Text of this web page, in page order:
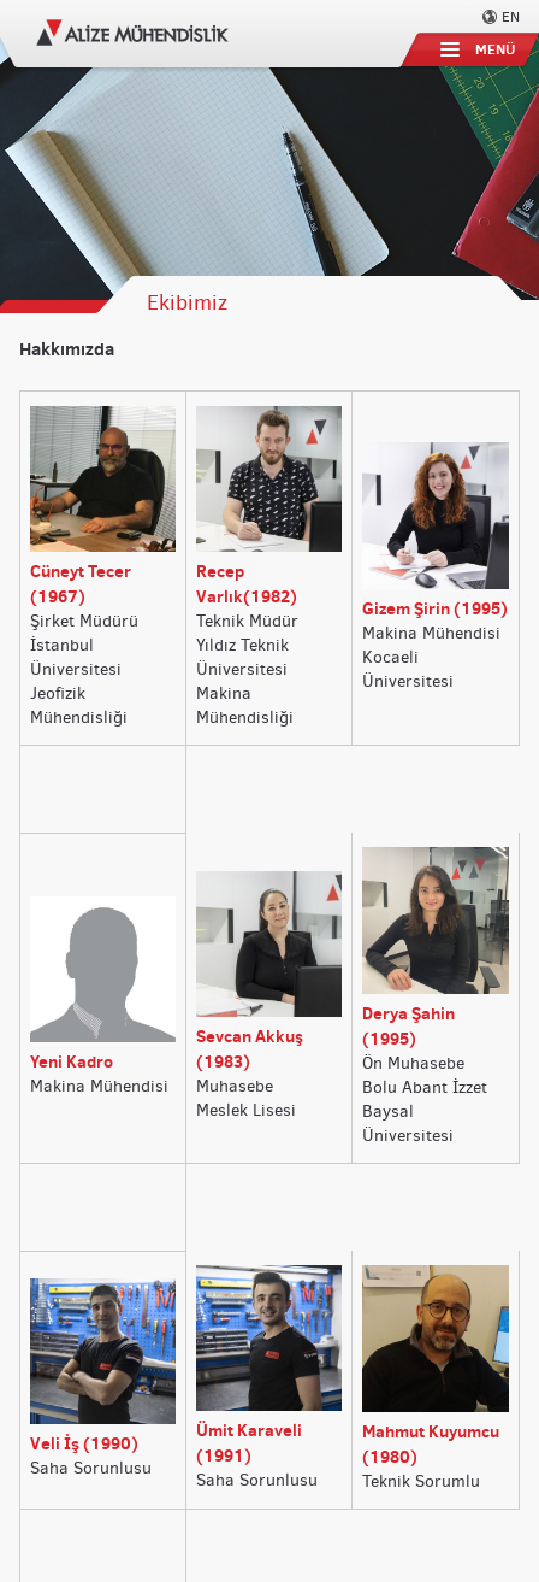
EN
MENÜ
Ekibimiz
Hakkımızda
Cüneyt Tecer
(1967)
Şirket Müdürü
İstanbul
Üniversitesi
Jeofizik
Mühendisliği
Recep
Varlık(1982)
Teknik Müdür
Yıldız Teknik
Üniversitesi
Makina
Mühendisliği
Gizem Şirin (1995)
Makina Mühendisi
Kocaeli
Üniversitesi
Yeni Kadro
Makina Mühendisi
Sevcan Akkuş
(1983)
Muhasebe
Meslek Lisesi
Derya Şahin
(1995)
Ön Muhasebe
Bolu Abant İzzet
Baysal
Üniversitesi
Veli İş (1990)
Saha Sorunlusu
Ümit Karaveli
(1991)
Saha Sorunlusu
Mahmut Kuyumcu
(1980)
Teknik Sorumlu